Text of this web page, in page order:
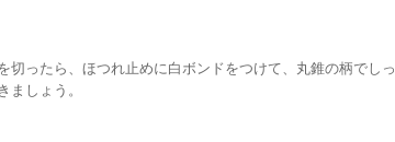
切ったら、ほつれ止めに白ボンドをつけて、丸錐の柄でし
ましょう。